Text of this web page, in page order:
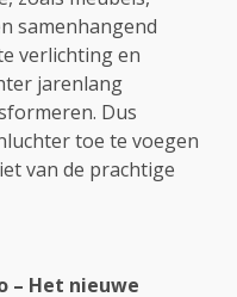
samenhangend
verlichting en
jarenlang
Dus
toe te voegen
van de prachtige
– Het nieuwe